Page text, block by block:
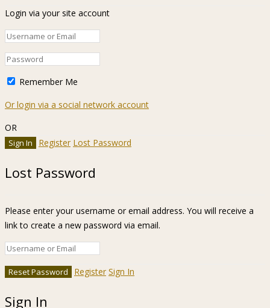
Login via your site account
Remember Me
Or login via a social network account
OR
Register Lost Password
Lost Password
Please enter your username or email address. You will receive a
link to create a new password via email.
Register Sign In
Sign In